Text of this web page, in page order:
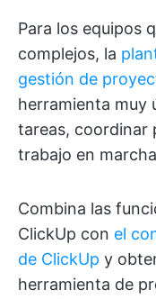
Para los equipos
complejos, la
gestión de
herramienta muy
tareas, coordinar
trabajo en
Combina las
ClickUp con el
de ClickUp y
herramienta de